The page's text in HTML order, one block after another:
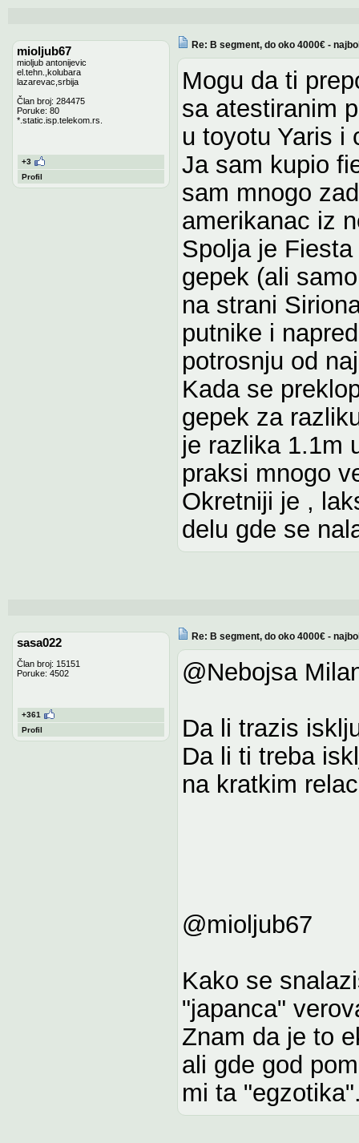
mioljub67
mioljub antonijevic
el.tehn.,kolubara
lazarevac,srbija
Član broj: 284475
Poruke: 80
*.static.isp.telekom.rs.
+3
Profil
Re: B segment, do oko 4000€ -
Mogu da ti
sa atestiranim
u toyotu Yaris i
Ja sam kupio
sam mnogo
amerikanac iz
Spolja je
gepek (ali
na strani
putnike i
potrosnju od
Kada se
gepek za
je razlika 1.1m
praksi mnogo
Okretniji je ,
delu gde se
sasa022
Član broj: 15151
Poruke: 4502
+361
Profil
Re: B segment, do oko 4000€ -
@Nebojsa
Da li trazis
Da li ti treba
na kratkim
@mioljub67
Kako se
"japanca"
Znam da je to
ali gde god
mi ta